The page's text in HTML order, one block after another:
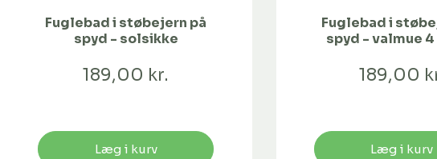
Fuglebad i støbejern på
spyd - solsikke
189,00 kr.
Læg i kurv
Fuglebad i
spyd - valmue
189,00
Læg i kurv